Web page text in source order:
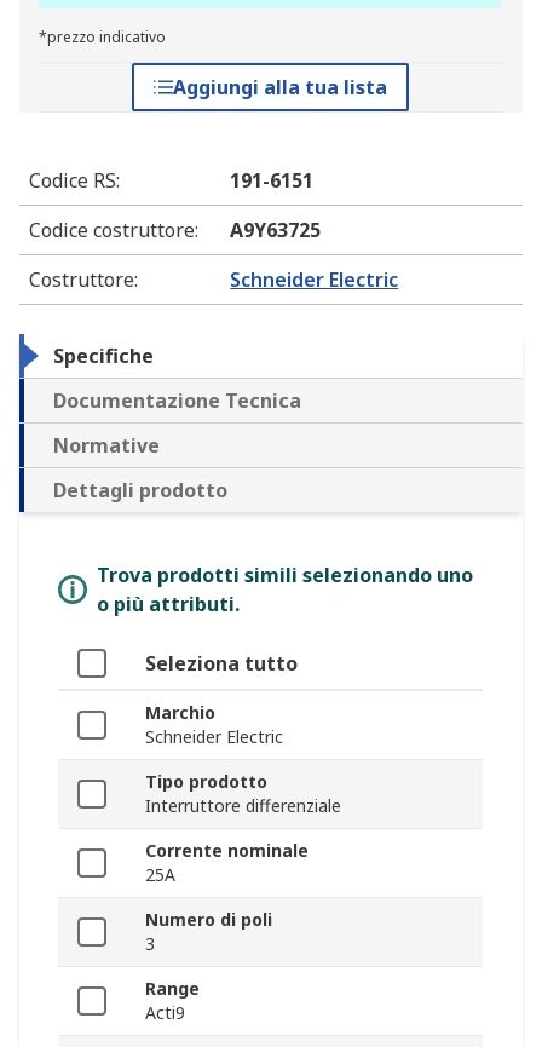
*prezzo indicativo
Aggiungi alla tua lista
Codice RS:
191-6151
Codice costruttore:
A9Y63725
Costruttore: Schneider Electric
Specifiche
Documentazione Tecnica
Normative
Dettagli prodotto
Trova prodotti simili selezionando uno
o più attributi.
Seleziona tutto
Marchio
Schneider Electric
Tipo prodotto
Interruttore differenziale
Corrente nominale
25A
Numero di poli
3
Range
Acti9